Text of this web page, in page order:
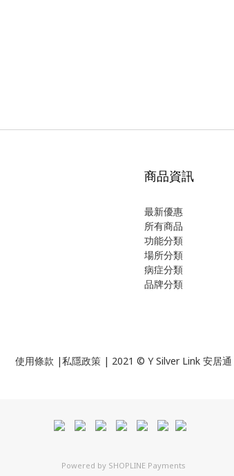
商品資訊
最新優惠
所有商品
功能分類
場所分類
病症分類
品牌分類
使用條款 |私隱政策 | 2021 © Y Silver Link 安居通
Powered by SHOPLINE Payments